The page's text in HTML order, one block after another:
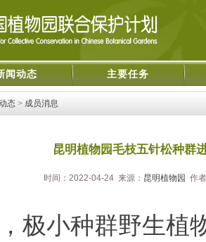
闻动态 主要任务
态 > 成员消息
昆明植物园毛枝五针松种群
时间：2022-04-24 来源： 昆明植物园 作
小种群野生植